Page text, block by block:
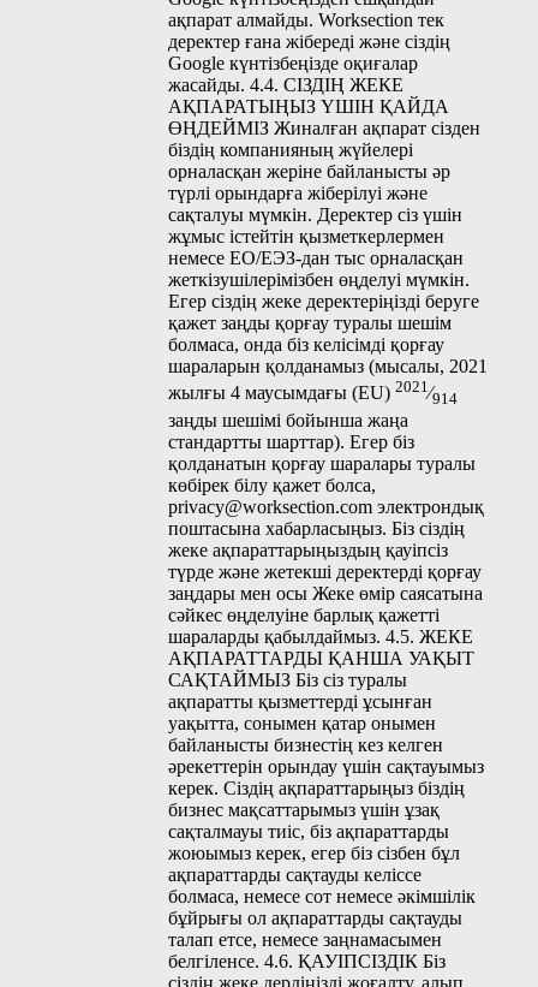
ақпарат алмайды. Work­sec­tion тек
деректер ғана жібереді және сіздің
Google күнтізбеңізде оқиғалар
жасайды. 4.4. СІЗДІҢ ЖЕКЕ
АҚПАРАТЫҢЫЗ ҮШІН ҚАЙДА
ӨҢДЕЙМІЗ Жиналған ақпарат сізден
біздің компанияның жүйелері
орналасқан жеріне байланысты әр
түрлі орындарға жіберілуі және
сақталуы мүмкін. Деректер сіз үшін
жұмыс істейтін қызметкерлермен
немесе ЕО/ЕЭЗ-дан тыс орналасқан
жеткізушілерімізбен өңделуі мүмкін.
Егер сіздің жеке деректеріңізді беруге
қажет заңды қорғау туралы шешім
болмаса, онда біз келісімді қорғау
шараларын қолданамыз (мысалы, 2021
жылғы 4 маусымдағы (EU) 2021⁄914
заңды шешімі бойынша жаңа
стандартты шарттар). Егер біз
қолданатын қорғау шаралары туралы
көбірек білу қажет болса,
privacy@worksection.com электрондық
поштасына хабарласыңыз. Біз сіздің
жеке ақпараттарыңыздың қауіпсіз
түрде және жетекші деректерді қорғау
заңдары мен осы Жеке өмір саясатына
сәйкес өңделуіне барлық қажетті
шараларды қабылдаймыз. 4.5. ЖЕКЕ
АҚПАРАТТАРДЫ ҚАНША УАҚЫТ
САҚТАЙМЫЗ Біз сіз туралы
ақпаратты қызметтерді ұсынған
уақытта, сонымен қатар онымен
байланысты бизнестің кез келген
әрекеттерін орындау үшін сақтауымыз
керек. Сіздің ақпараттарыңыз біздің
бизнес мақсаттарымыз үшін ұзақ
сақталмауы тиіс, біз ақпараттарды
жоюымыз керек, егер біз сізбен бұл
ақпараттарды сақтауды келіссе
болмаса, немесе сот немесе әкімшілік
бұйрығы ол ақпараттарды сақтауды
талап етсе, немесе заңнамасымен
белгіленсе. 4.6. ҚАУІПСІЗДІК Біз
сіздің жеке дердіңізді жоғалту, алып